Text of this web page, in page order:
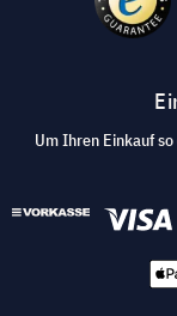
Um Ihren Einkauf